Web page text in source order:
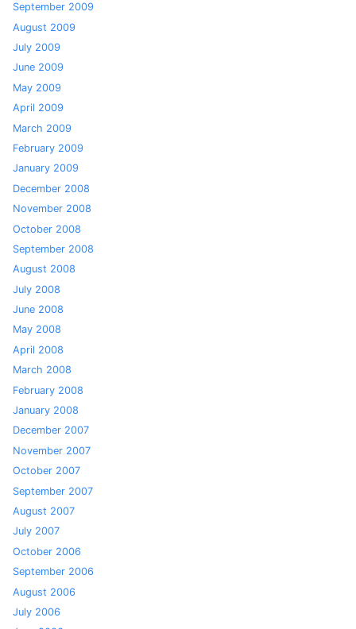
September 2009
August 2009
July 2009
June 2009
May 2009
April 2009
March 2009
February 2009
January 2009
December 2008
November 2008
October 2008
September 2008
August 2008
July 2008
June 2008
May 2008
April 2008
March 2008
February 2008
January 2008
December 2007
November 2007
October 2007
September 2007
August 2007
July 2007
October 2006
September 2006
August 2006
July 2006